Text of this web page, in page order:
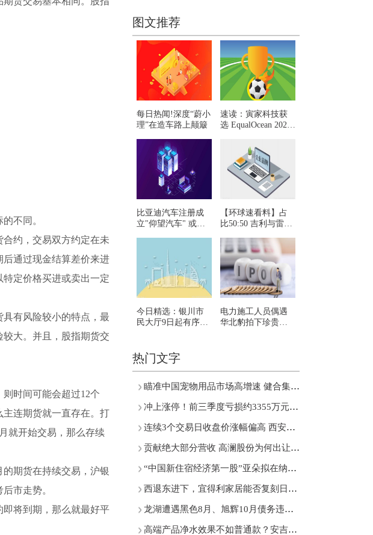
不同。
约，交易双方约定在未
通过现金结算差价来进
定价格买进或卖出一定
有风险较小的特点，最
大。并且，股指期货交
时间可能会超过12个
连期货就一直存在。打
就开始交易，那么存续
期货在持续交易，沪银
市走势。
将到期，那么就最好平
图文推荐
每日热闻!深度“蔚小
理”在造车路上颠簸
速读：寅家科技获
选 EqualOcean 2022
比亚迪汽车注册成
立"仰望汽车" 或为
【环球速看料】占
比50:50 吉利与雷诺
成技术公司
今日精选：银川市
民大厅9日起有序恢
电力施工人员偶遇
华北豹拍下珍贵画
热门文字
瞄准中国宠物用品市场高增速 健合集团引入“Zesty Paws快乐一爪”
冲上涨停！前三季度亏损约3355万元 乾景园林多次筹划易主
连续3个交易日收盘价涨幅偏高 西安饮食回应股票交易异常波动
贡献绝大部分营收 高澜股份为何出让东莞硅翔控股权？
“中国新住宿经济第一股”亚朵拟在纳斯达克挂牌上市
西退东进下，宜得利家居能否复刻日本家居神话?
龙湖遭遇黑色8月、旭辉10月债务违约……近五成房企为净亏损状态
高端产品净水效果不如普通款？安吉尔深陷舆论漩涡